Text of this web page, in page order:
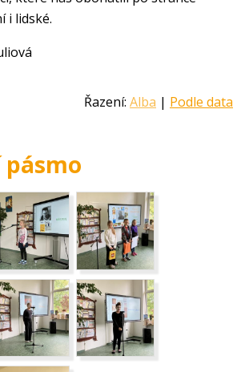
i lidské.
Řazení: Alba | Podle data